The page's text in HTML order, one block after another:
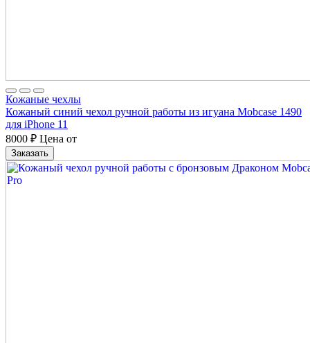
Кожаные чехлы
Кожаный синий чехол ручной работы из игуана Mobcase 1490
для iPhone 11
8000 ₽ Цена от
Заказать